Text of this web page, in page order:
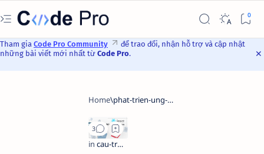
Tham gia Code Pro Community
để trao đổi, nhận hỗ trợ và cập nhật
những bài viết mới nhất từ Code Pro.